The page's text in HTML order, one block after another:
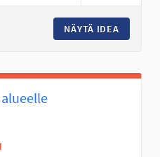
NÄYTÄ IDEA